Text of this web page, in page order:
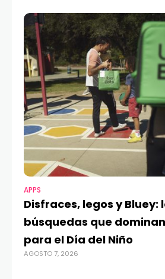
APPS
Disfraces, legos y Bluey:
búsquedas que
para el Día del Niño
AGOSTO 7, 2026